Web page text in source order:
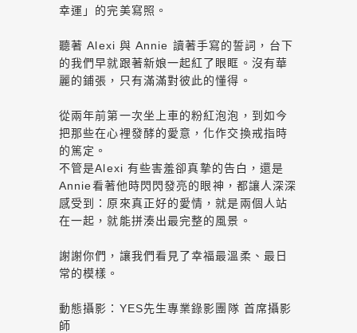
幸運」的完美寫照。
聽著 Alexi 與 Annie 讀著手寫的誓詞，台下
的我們早就跟著新娘一起紅了眼眶。沒有華
麗的鋪張，只有滿滿對彼此的懂得。
從兩年前第一次坐上車的粉紅泡泡，到如今
把那些在心裡發酵的愛意，化作交換戒指時
的篤定。
不管是Alexi 有些害羞卻真摯的告白，還是
Annie看著他時閃閃發亮的眼神，都讓人深深
感受到：原來真正好的愛情，就是兩個人站
在一起，就能拼湊出最完整的風景。
謝謝你們，讓我們看見了幸福最溫柔、最日
常的模樣。
動態攝影：YES先生專業錄影團隊 首席攝影
師